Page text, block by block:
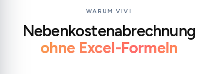
WARUM VIVI
Nebenkostenabrechnung
ohne Excel-Formeln